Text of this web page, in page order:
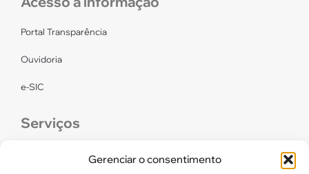
Gerenciar o consentimento
Portal Transparência
Ouvidoria
e-SIC
Serviços